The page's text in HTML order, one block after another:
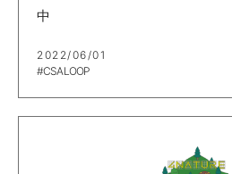
中
2022/06/01
#CSA LOOP